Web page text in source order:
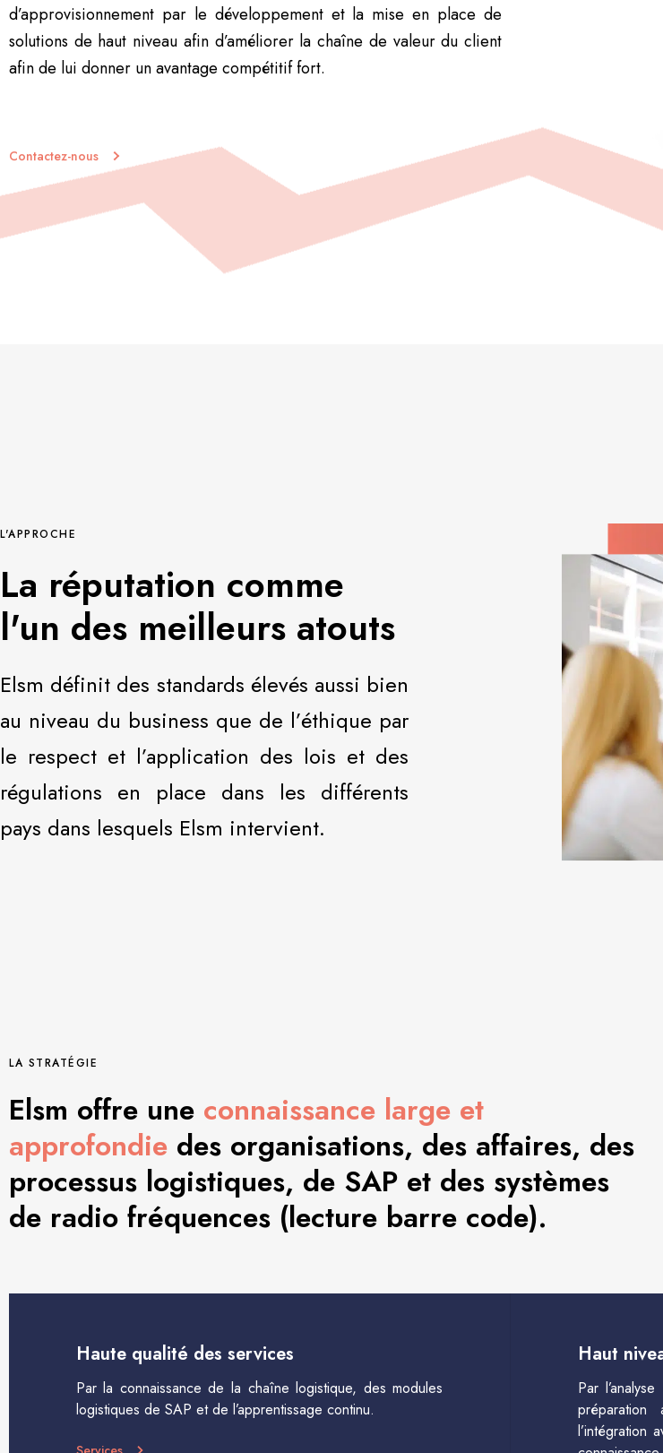
d’approvisionnement par le développement et la mise en place de
solutions de haut niveau afin d’améliorer la chaîne de valeur du client
afin de lui donner un avantage compétitif fort.
Contactez-nous
L'APPROCHE
La réputation comme
l'un des meilleurs atouts
Elsm définit des standards élevés aussi bien
au niveau du business que de l’éthique par
le respect et l’application des lois et des
régulations en place dans les différents
pays dans lesquels Elsm intervient.
LA STRATÉGIE
Elsm offre une connaissance large et
approfondie des organisations, des affaires, des
processus logistiques, de SAP et des systèmes
de radio fréquences (lecture barre code).
Haute qualité des services
Par la connaissance de la chaîne logistique, des modules
logistiques de SAP et de l’apprentissage continu.
Haut
Par
préparation
l’intégration